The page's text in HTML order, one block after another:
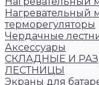
Нагревательный
терморегуляторы
Чердачные
Аксессуары
СКЛАДНЫЕ И
ЛЕСТНИЦЫ
Экраны для